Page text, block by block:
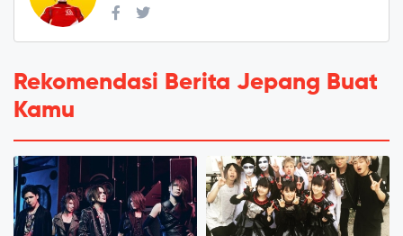
Rekomendasi Berita Jepang Buat
Kamu